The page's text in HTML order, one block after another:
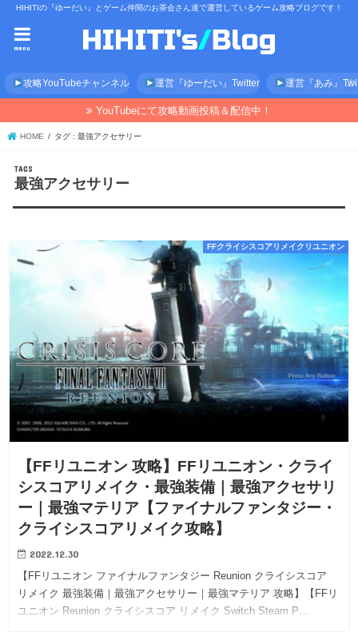
HIHITIの『ゆーだい』とゲーム仲間のお茶会さん達で運営しているゲーム攻略ブログです！
menu
攻略YouTubeチャンネル 運営『ゆーだい』Twitter 運営『あみ』
YouTubeにて攻略動画投稿＆配信中！
HOME タグ : 最強アクセサリー
最強アクセサリー
FFクライシスコアリメイクリユニオン
【FFリユニオン 攻略】FFリユニオン・クライ
シスコアリメイク・最強装備｜最強アクセサリ
ー｜最強マテリア【ファイナルファンタジー・
クライシスコアリメイク攻略】
2022.12.30
【FFリユニオン ファイナルファンタジー Reunion クライシスコア
リメイク 最強装備｜最強アクセサリー｜最強マテリア 攻略】【FFリ
ユニオン Reunion クライシスコア リメイク Switch Steam P…